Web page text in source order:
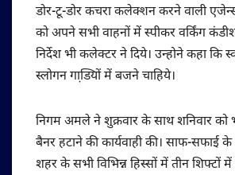
डोर-टू-डोर कचरा कलेक्शन करने वाली
को अपने सभी वाहनों में स्पीकर वर्किंग
निर्देश भी कलेक्टर ने दिये। उन्होने कहा कि
स्लोगन गाडि़यों में बजने चाहिये।
निगम अमले ने शुक्रवार के साथ शनिवार को
बैनर हटाने की कार्यवाही की। साफ-सफाई के
शहर के सभी विभिन्न हिस्सों में तीन शिफ्टों